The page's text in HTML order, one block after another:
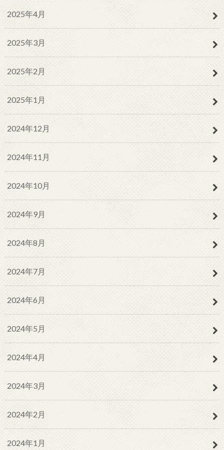
2025年4月
2025年3月
2025年2月
2025年1月
2024年12月
2024年11月
2024年10月
2024年9月
2024年8月
2024年7月
2024年6月
2024年5月
2024年4月
2024年3月
2024年2月
2024年1月